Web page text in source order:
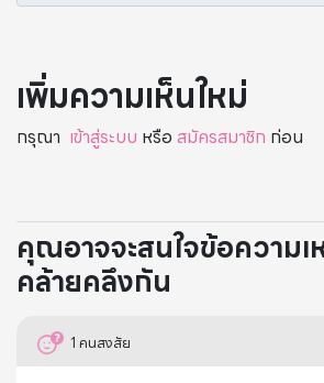
เพิ่มความเห็นใหม่
กรุณา เข้าสู่ระบบ หรือ สมัครสมาชิก ก่อน
คุณอาจจะสนใจข้อความเ
คล้ายคลึงกัน
1 คนสงสัย